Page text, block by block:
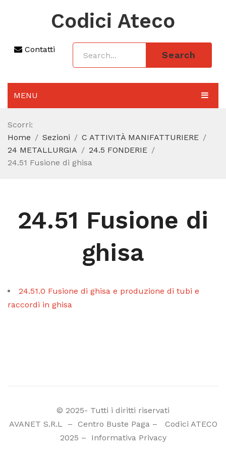
Codici Ateco
Contatti
Search
MENU
AGGIORNAMENTO 2025
SEZIONI
CODICE ATECO A COSA SERVE
Scorri:
Home
Sezioni
C ATTIVITÀ MANIFATTURIERE
24 METALLURGIA
24.5 FONDERIE
24.51 Fusione di ghisa
24.51 Fusione di
ghisa
24.51.0 Fusione di ghisa e produzione di tubi e
raccordi in ghisa
© 2025- Tutti i diritti riservati
AVANET S.R.L
– Centro Buste Paga– Codici ATECO
2025 – Informativa Privacy